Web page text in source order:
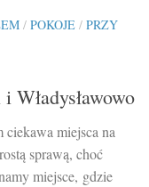
/ POKOJE / PRZY
ciekawa miejsca na
sprawą, choć
miejsce, gdzie